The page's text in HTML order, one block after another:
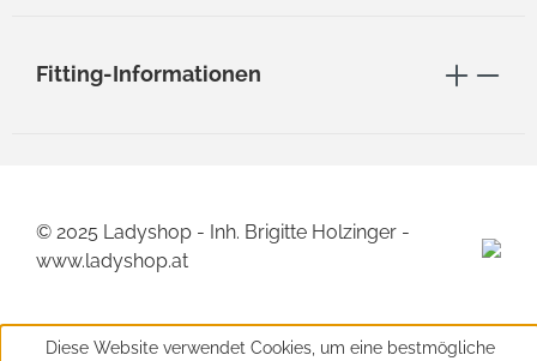
Fitting-Informationen
© 2025 Ladyshop - Inh. Brigitte Holzinger -
www.ladyshop.at
Diese Website verwendet Cookies, um eine bestmögliche